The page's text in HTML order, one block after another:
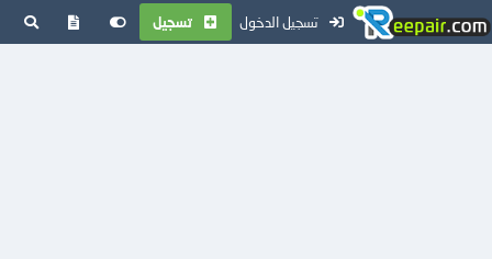
تسجيل الدخول تسجيل